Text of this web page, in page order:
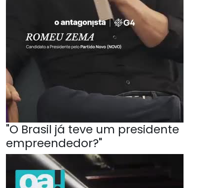
"O Brasil já teve um presidente
empreendedor?"